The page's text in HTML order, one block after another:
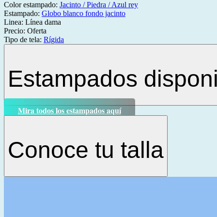
Color estampado: Jacinto / Piedra / Azul rey
Estampado: Globo blanco fondo jacinto
Linea: Línea dama
Precio: Oferta
Tipo de tela: Rígida
Estampados
Mira todos los estampados aquí
Conoce tu talla